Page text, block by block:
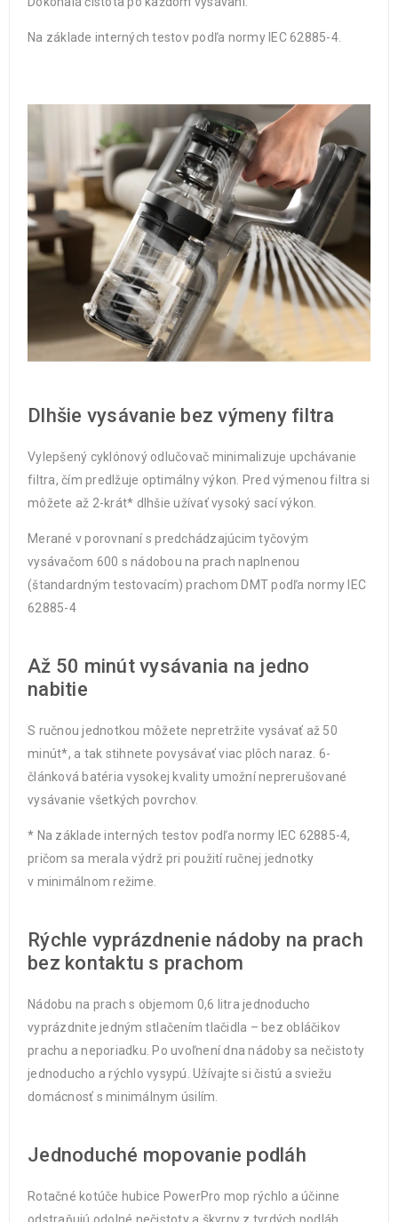
Na základe interných testov podľa normy IEC 62885-4.
Dlhšie vysávanie bez výmeny filtra
Vylepšený cyklónový odlučovač minimalizuje upchávanie
filtra, čím predlžuje optimálny výkon. Pred výmenou filtra si
môžete až 2-krát* dlhšie užívať vysoký sací výkon.
Merané v porovnaní s predchádzajúcim tyčovým
vysávačom 600 s nádobou na prach naplnenou
(štandardným testovacím) prachom DMT podľa normy IEC
62885-4
Až 50 minút vysávania na jedno
nabitie
S ručnou jednotkou môžete nepretržite vysávať až 50
minút*, a tak stihnete povysávať viac plôch naraz. 6-
článková batéria vysokej kvality umožní neprerušované
vysávanie všetkých povrchov.
* Na základe interných testov podľa normy IEC 62885-4,
pričom sa merala výdrž pri použití ručnej jednotky
v minimálnom režime.
Rýchle vyprázdnenie nádoby na prach
bez kontaktu s prachom
Nádobu na prach s objemom 0,6 litra jednoducho
vyprázdnite jedným stlačením tlačidla – bez obláčikov
prachu a neporiadku. Po uvoľnení dna nádoby sa nečistoty
jednoducho a rýchlo vysypú. Užívajte si čistú a sviežu
domácnosť s minimálnym úsilím.
Jednoduché mopovanie podláh
Rotačné kotúče hubice PowerPro mop rýchlo a účinne